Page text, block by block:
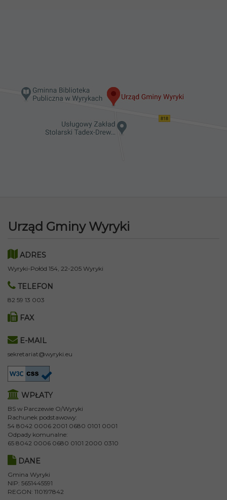
Urząd Gminy Wyryki
ADRES
Wyryki-Połód 154, 22-205 Wyryki
TELEFON
82 59 13 003
FAX
E-MAIL
sekretariat@wyryki.eu
WPŁATY
BS w Parczewie O/Wyryki
Rachunek podstawowy:
54 8042 0006 2001 0680 0101 0001
Odpady komunalne:
65 8042 0006 0680 0101 2000 0310
DANE
Gmina Wyryki
NIP: 5651445591
REGON: 110197842